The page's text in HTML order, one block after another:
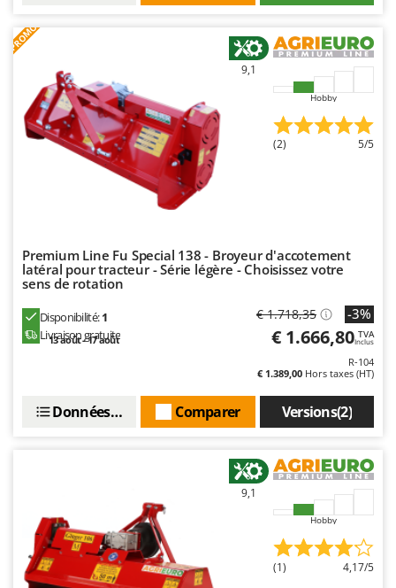
PROMO
9,1
Hobby
(2) 5/5
Premium Line Fu Special 138 - Broyeur d'accotement
latéral pour tracteur - Série légère - Choisissez votre
sens de rotation
Disponibilité:1
Livraison gratuite
13 août - 17 août
€ 1.718,35 -3%
€ 1.666,80 TVA
Inclus
R-104
€ 1.389,00 Hors taxes (HT)
Versions(2)
Comparer
Données techniques
9,1
Hobby
(1) 4,17/5